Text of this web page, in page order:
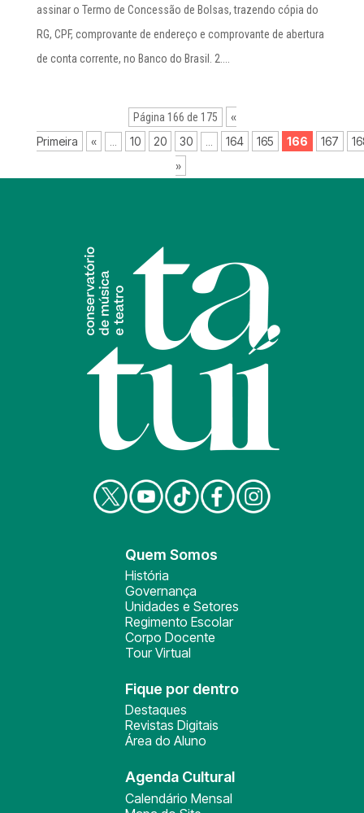
assinar o Termo de Concessão de Bolsas, trazendo cópia do
RG, CPF, comprovante de endereço e comprovante de abertura
de conta corrente, no Banco do Brasil. 2....
Página 166 de 175
«
Primeira
« 10 20 30 164 165 166 167
»
Quem Somos
História
Governança
Unidades e Setores
Regimento Escolar
Corpo Docente
Tour Virtual
Fique por dentro
Destaques
Revistas Digitais
Área do Aluno
Agenda Cultural
Calendário Mensal